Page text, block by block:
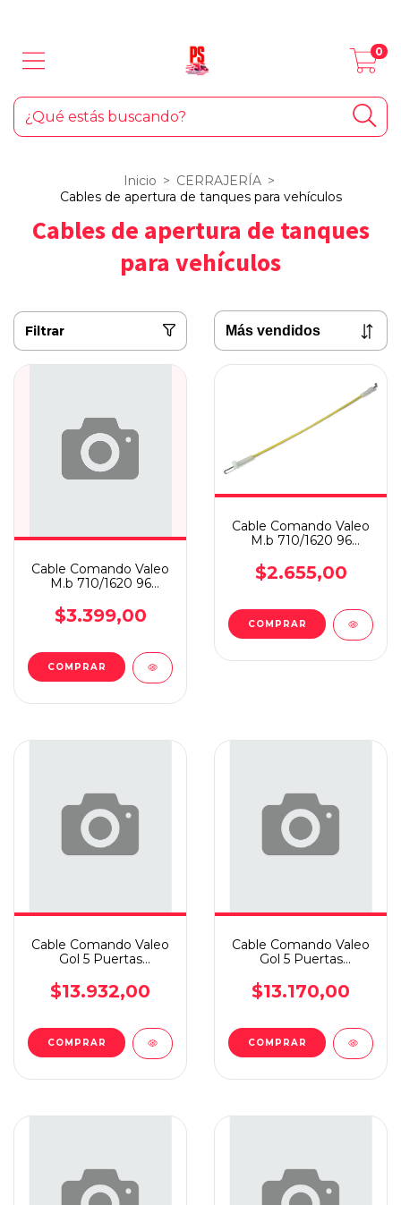
0
Inicio > CERRAJERÍA >
Cables de apertura de tanques para vehículos
Cables de apertura de tanques
para vehículos
Filtrar
Cable Comando Valeo
M.b 710/1620 96
$3.399,00
COMPRAR
Cable Comando Valeo
M.b 710/1620 96
$2.655,00
COMPRAR
Cable Comando Valeo
Gol 5 Puertas
$13.932,00
Cable Comando Valeo
Gol 5 Puertas
$13.170,00